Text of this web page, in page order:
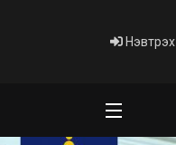
Нэвтрэх